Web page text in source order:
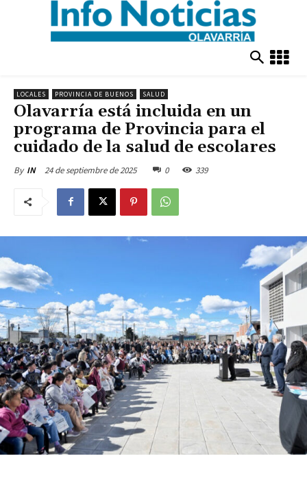
LOCALES PROVINCIA DE BUENOS SALUD
Olavarría está incluida en un
programa de Provincia para el
cuidado de la salud de escolares
By IN 24 de septiembre de 2025 0 339